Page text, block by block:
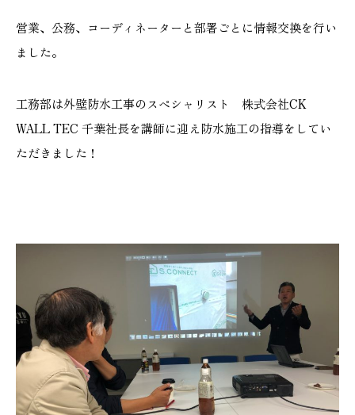
STAFF BLOG
スタッフブログ
COMPANY
会社情報
プライバシーポリシー
本社
053-488-5127
10:00〜19:00 水曜定休
浜松店
053-430-5123
10:00〜19:00 水曜定休
営業、公務、コーディネーターと部署ごとに情報交換を行い
ました。
工務部は外壁防水工事のスペシャリスト 株式会社CK
WALL TEC 千葉社長を講師に迎え防水施工の指導をしてい
ただきました！